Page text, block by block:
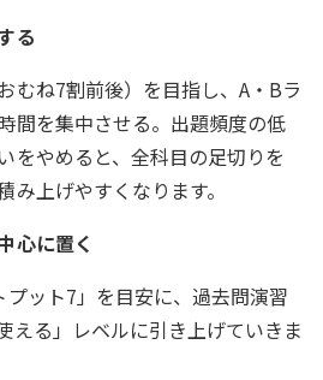
る
むね7割前後）を目指し、A・Bラ
間を集中させる。出題頻度の低
をやめると、全科目の足切りを
上げやすくなります。
心に置く
プット7」を目安に、過去問演習
える」レベルに引き上げていきま